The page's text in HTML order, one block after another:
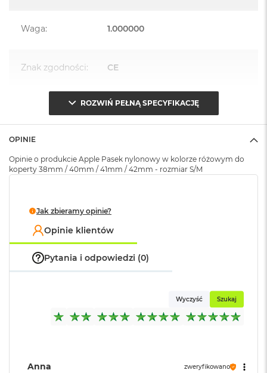
k
M
c
o
k
M
2
M
a
c
3
Waga: 1.000000
Znak zgodności: CE
Opakowanie
(pudełko):
Serwisowe
ROZWIŃ PEŁNĄ SPECYFIKACJĘ
OPINIE
Opinie o produkcie Apple Pasek nylonowy w kolorze różowym do
koperty 38mm / 40mm / 41mm / 42mm - rozmiar S/M
Jak zbieramy opinie?
Opinie klientów
Pytania i odpowiedzi (0)
Wyczyść Szukaj
Anna zweryfikowano